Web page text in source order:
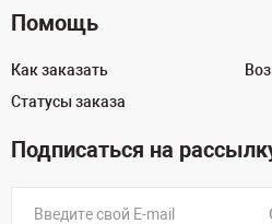
Помощь
Как заказать
Статусы заказа
Подписаться на